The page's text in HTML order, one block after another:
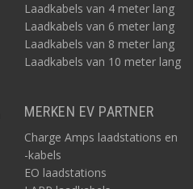
Laadkabels van 4 meter lang
Laadkabels van 6 meter lang
Laadkabels van 8 meter lang
Laadkabels van 10 meter lang
MERKEN EV PARTNER
Charge Amps laadstations en
-kabels
EO laadstations